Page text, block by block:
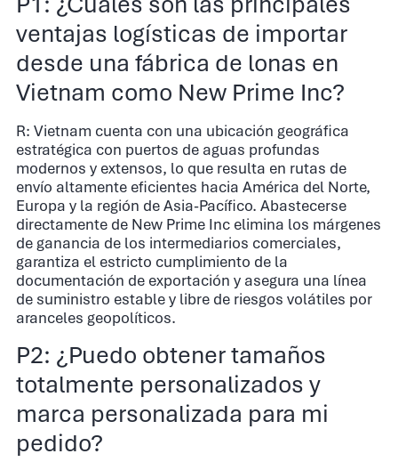
ventajas logísticas de importar
desde una fábrica de lonas en
Vietnam como New Prime Inc?
R: Vietnam cuenta con una ubicación geográfica
estratégica con puertos de aguas profundas
modernos y extensos, lo que resulta en rutas de
envío altamente eficientes hacia América del Norte,
Europa y la región de Asia-Pacífico. Abastecerse
directamente de New Prime Inc elimina los márgenes
de ganancia de los intermediarios comerciales,
garantiza el estricto cumplimiento de la
documentación de exportación y asegura una línea
de suministro estable y libre de riesgos volátiles por
aranceles geopolíticos.
P2: ¿Puedo obtener tamaños
totalmente personalizados y
marca personalizada para mi
pedido?